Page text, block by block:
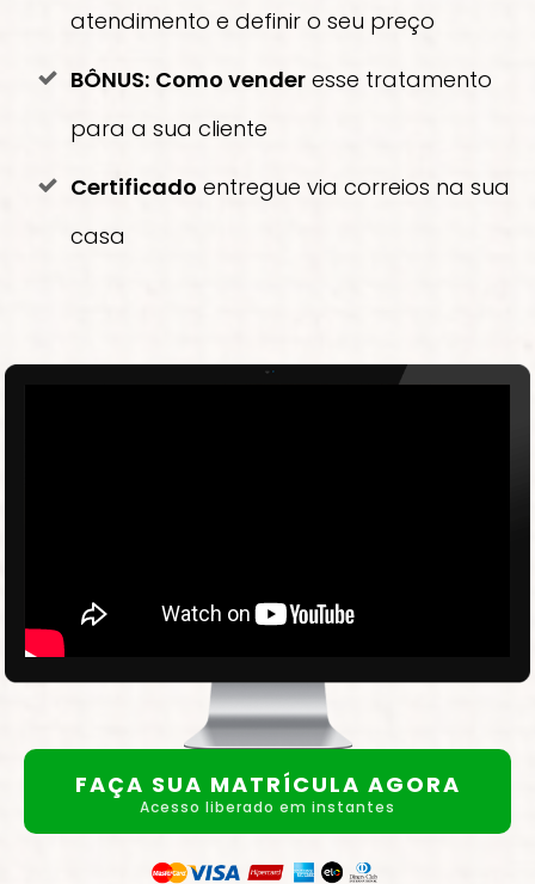
atendimento e definir o seu preço
BÔNUS: Como vender esse tratamento
para a sua cliente
Certificado entregue via correios na sua
casa
FAÇA SUA MATRÍCULA AGORA
Acesso liberado em instantes